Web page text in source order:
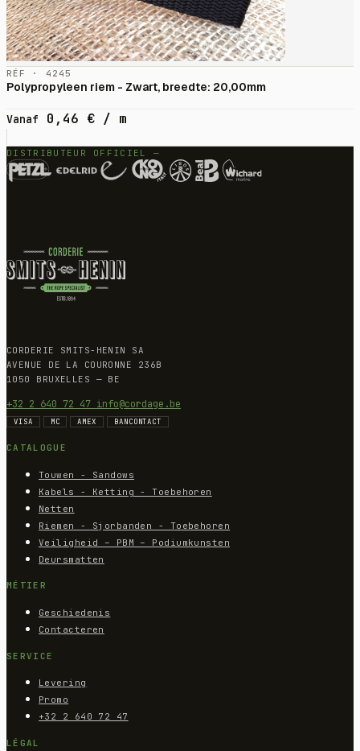
RÉF · 4245
Polypropyleen riem - Zwart, breedte: 20,00mm
Vanaf 0,46 € / m
DISTRIBUTEUR OFFICIEL —
CORDERIE SMITS-HENIN SA
AVENUE DE LA COURONNE 236B
1050 BRUXELLES — BE
+32 2 640 72 47 info@cordage.be
VISA MC AMEX BANCONTACT
CATALOGUE
Touwen - Sandows
Kabels - Ketting - Toebehoren
Netten
Riemen - Sjorbanden - Toebehoren
Veiligheid – PBM – Podiumkunsten
Deursmatten
MÉTIER
Geschiedenis
Contacteren
SERVICE
Levering
Promo
+32 2 640 72 47
LÉGAL